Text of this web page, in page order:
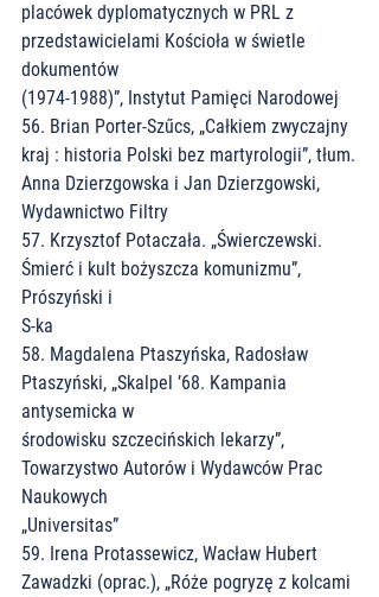
placówek dyplomatycznych w PRL z
przedstawicielami Kościoła w świetle
dokumentów
(1974-1988)”, Instytut Pamięci Narodowej
56. Brian Porter-Szűcs, „Całkiem zwyczajny
kraj : historia Polski bez martyrologii”, tłum.
Anna Dzierzgowska i Jan Dzierzgowski,
Wydawnictwo Filtry
57. Krzysztof Potaczała. „Świerczewski.
Śmierć i kult bożyszcza komunizmu”,
Prószyński i
S-ka
58. Magdalena Ptaszyńska, Radosław
Ptaszyński, „Skalpel ’68. Kampania
antysemicka w
środowisku szczecińskich lekarzy”,
Towarzystwo Autorów i Wydawców Prac
Naukowych
„Universitas”
59. Irena Protassewicz, Wacław Hubert
Zawadzki (oprac.), „Róże pogryzę z kolcami